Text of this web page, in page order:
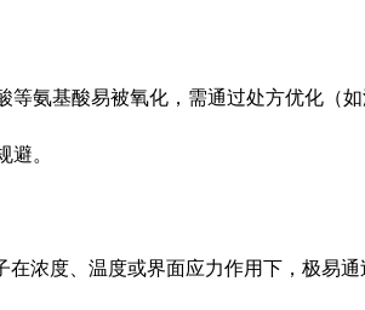
等氨基酸易被氧化，需通过处方优化（
。
在浓度、温度或界面应力作用下，极易通